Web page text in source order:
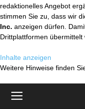
redaktionelles Angebot
stimmen Sie zu, dass wir
Inc. anzeigen dürfen.
Drittplattformen übermittelt
Inhalte anzeigen
Weitere Hinweise finden